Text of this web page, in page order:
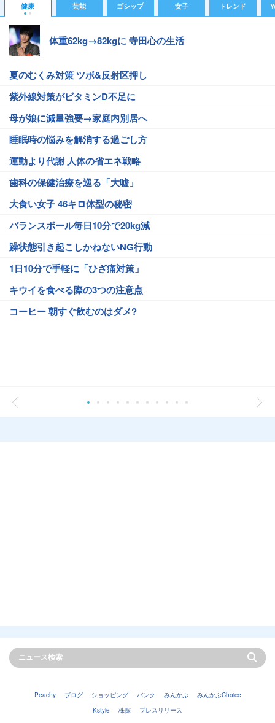
健康 芸能 ゴシップ 女子 トレンド
体重62kg→82kgに 寺田心の生活
夏のむくみ対策 ツボ&反射区押し
紫外線対策がビタミンD不足に
母が娘に減量強要→家庭内別居へ
睡眠時の悩みを解消する過ごし方
運動より代謝 人体の省エネ戦略
歯科の保健治療を巡る「大嘘」
大食い女子 46キロ体型の秘密
バランスボール毎日10分で20kg減
躁状態引き起こしかねないNG行動
1日10分で手軽に「ひざ痛対策」
キウイを食べる際の3つの注意点
コーヒー 朝すぐ飲むのはダメ?
Peachy ブログ ショッピング バンク みんかぶ
みんかぶChoice
Kstyle
株探 プレスリリース